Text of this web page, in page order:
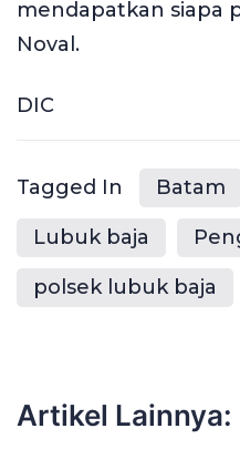
mendapatkan siapa
Noval.
DIC
Tagged In Batam
Lubuk baja
polsek lubuk baja
Artikel Lainnya: